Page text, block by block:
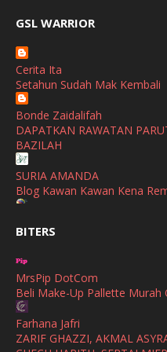
January
November
October
September
August
July
June
April
February
Watsons Get Active Carnival
SHALIMAR YUSOF
Selamat Maju Jaya Untuk
Show All
GSL WARRIOR
Cerita Ita
Setahun Sudah Mak Kembali
Bonde Zaidalifah
DAPATKAN RAWATAN
BAZILAH
SURIA AMANDA
Blog Kawan Kawan Kena
Huawei Pura 90s Series &
Azlinda Alin Malaysian
HUAWEI PURA 90s SERIES
SCENARIO INNOVATION
Shuhaida Kabdy
BITERS
MrsPip DotCom
Beli Make-Up Pallette Murah
Farhana Jafri
ZARIF GHAZZI, AKMAL